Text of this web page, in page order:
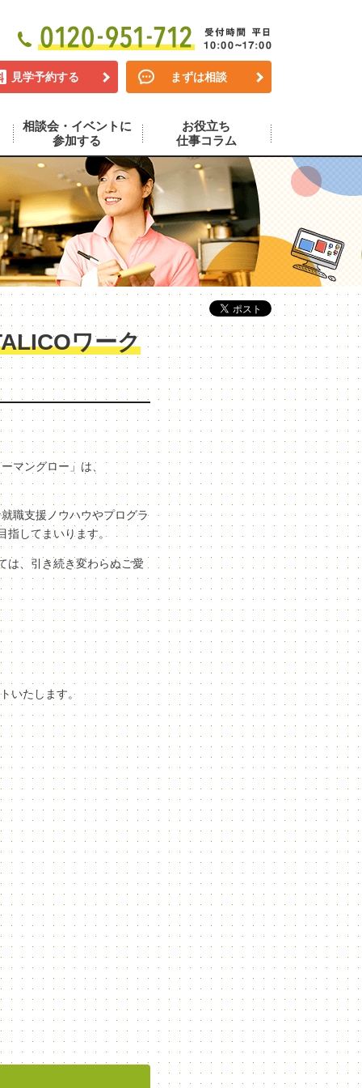
見学予約する まずは相談
相談会・イベントに
参加する
お役立ち
仕事コラム
ワーク
マングロー」は、
職支援ノウハウやプログラ
指してまいります。
は、引き続き変わらぬご愛
いたします。